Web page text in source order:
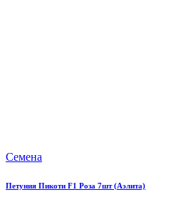
Семена
Петуния Пикоти F1 Роза 7шт (Аэлита)